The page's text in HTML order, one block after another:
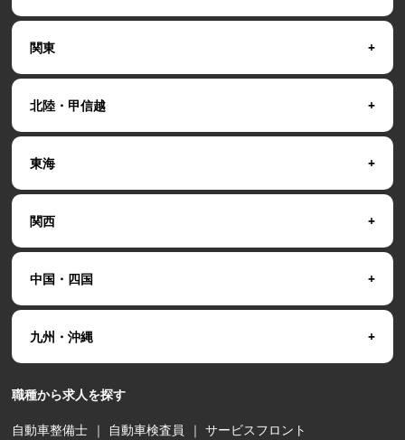
関東
北陸・甲信越
東海
関西
中国・四国
九州・沖縄
職種から求人を探す
自動車整備士 ｜ 自動車検査員 ｜サービスフロント